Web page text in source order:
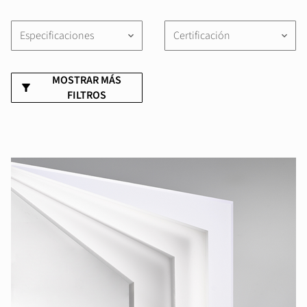
Especificaciones keyboard_arrow_down Certificación keyboard_arrow_down
MOSTRAR MÁS
FILTROS